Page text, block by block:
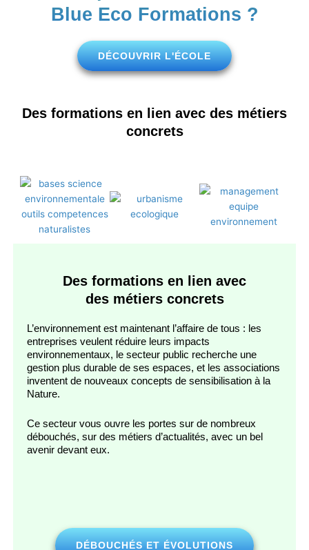
Blue Eco Formations ?
DÉCOUVRIR L'ÉCOLE
Des formations en lien avec des métiers
concrets
Des formations en lien avec
des métiers concrets
L’environnement est maintenant l’affaire de tous : les
entreprises veulent réduire leurs impacts
environnementaux, le secteur public recherche une
gestion plus durable de ses espaces, et les associations
inventent de nouveaux concepts de sensibilisation à la
Nature.
Ce secteur vous ouvre les portes sur de nombreux
débouchés, sur des métiers d’actualités, avec un bel
avenir devant eux.
DÉBOUCHÉS ET ÉVOLUTIONS